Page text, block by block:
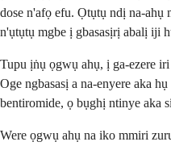
dose n'afọ efu. Ọtụtụ ndị na-ahụ
n'ụtụtụ mgbe ị gbasasịrị abalị iji
Tupu ịṅụ ọgwụ ahụ, ị ga-ezere
Oge ngbasasị a na-enyere aka
bentiromide, ọ bụghị ntinye aka
Were ọgwụ ahụ na iko mmiri